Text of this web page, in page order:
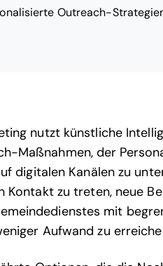
Outreach-
nutzt künstliche
Maßnahmen, der
digitalen Kanälen zu
Kontakt zu treten, neue
mit
Aufwand zu